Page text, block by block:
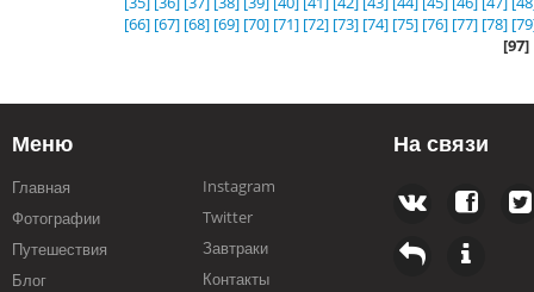
[66] [67] [68] [69] [70] [71] [72] [73] [74] [75] [76] [77] [78]
[97]
Меню
Главная
Фотографии
Путешествия
Блог
Instagram
Twitter
Завтраки
Контакты
На связи